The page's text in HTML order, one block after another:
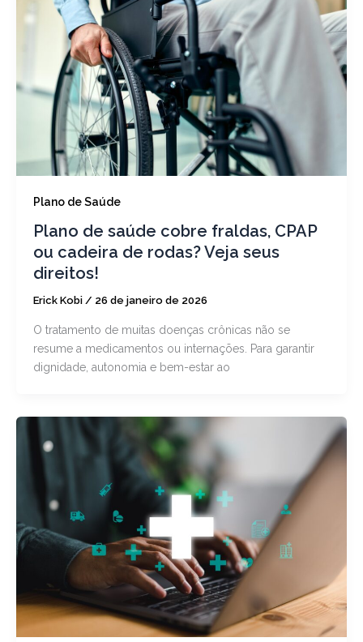
Plano de Saúde
Plano de saúde cobre fraldas, CPAP
ou cadeira de rodas? Veja seus
direitos!
Erick Kobi / 26 de janeiro de 2026
O tratamento de muitas doenças crônicas não se
resume a medicamentos ou internações. Para garantir
dignidade, autonomia e bem-estar ao